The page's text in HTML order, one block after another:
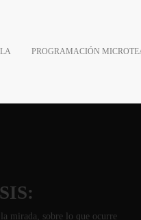
PROGRAMACIÓN
– 2º
mirada, sobre lo que ocurre